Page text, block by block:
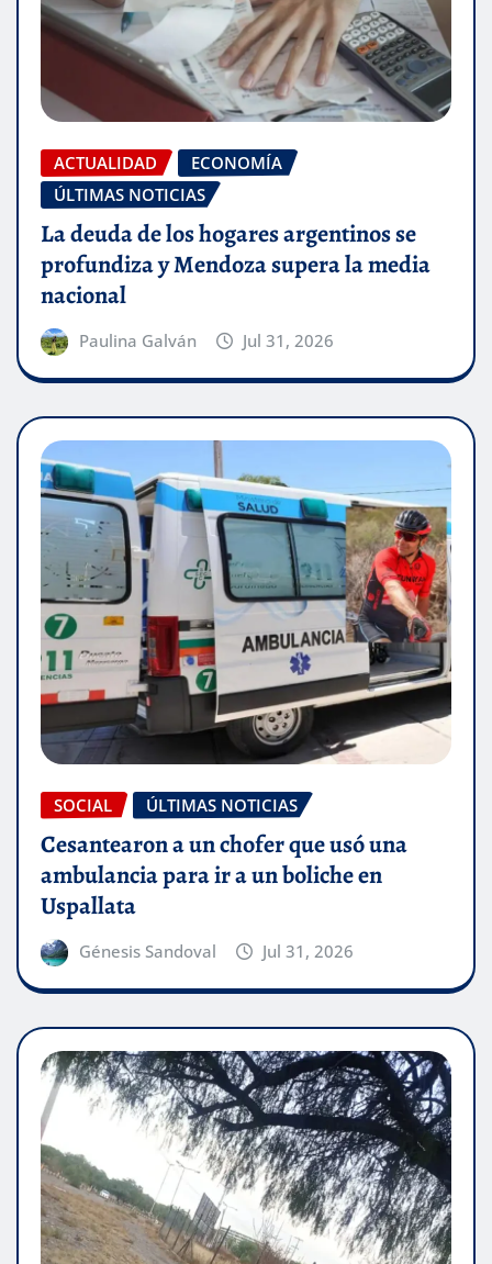
ACTUALIDAD
ECONOMÍA
ÚLTIMAS NOTICIAS
La deuda de los hogares argentinos se
profundiza y Mendoza supera la media
nacional
Paulina Galván Jul 31, 2026
SOCIAL ÚLTIMAS NOTICIAS
Cesantearon a un chofer que usó una
ambulancia para ir a un boliche en
Uspallata
Génesis Sandoval Jul 31, 2026